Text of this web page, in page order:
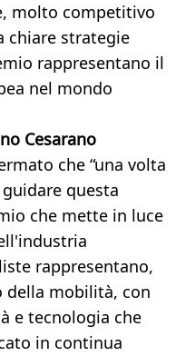
molto competitivo
chiare strategie
rappresentano il
nel mondo
Cesarano
che “una volta
questa
che mette in luce
rappresentano,
della mobilità, con
e tecnologia che
in continua